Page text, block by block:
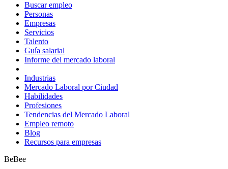
Buscar empleo
Personas
Empresas
Servicios
Talento
Guía salarial
Informe del mercado laboral
Industrias
Mercado Laboral por Ciudad
Habilidades
Profesiones
Tendencias del Mercado Laboral
Empleo remoto
Blog
Recursos para empresas
BeBee